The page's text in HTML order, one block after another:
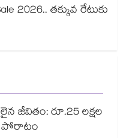
2026.. తక్కువ రేటుకు
జీవితం: రూ.25 లక్షల
పోరాటం